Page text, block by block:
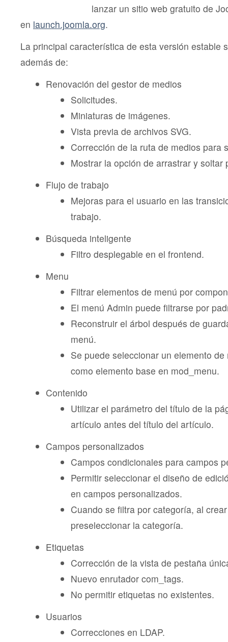
lanzar un sitio web gratuito de
en launch.joomla.org.
La principal característica de esta versión estable
además de:
Renovación del gestor de medios
Solicitudes.
Miniaturas de imágenes.
Vista previa de archivos SVG.
Corrección de la ruta de medios para
Mostrar la opción de arrastrar y soltar
Flujo de trabajo
Mejoras para el usuario en las
trabajo.
Búsqueda inteligente
Filtro desplegable en el frontend.
Menu
Filtrar elementos de menú por
El menú Admin puede filtrarse por
Reconstruir el árbol después de
menú.
Se puede seleccionar un elemento
como elemento base en mod_menu.
Contenido
Utilizar el parámetro del título de la
artículo antes del título del artículo.
Campos personalizados
Campos condicionales para campos
Permitir seleccionar el diseño de
en campos personalizados.
Cuando se filtra por categoría, al
preseleccionar la categoría.
Etiquetas
Corrección de la vista de pestaña
Nuevo enrutador com_tags.
No permitir etiquetas no existentes.
Usuarios
Correcciones en LDAP.